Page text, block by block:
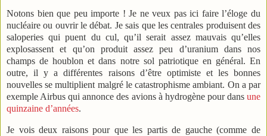
Notons bien que peu importe ! Je ne veux pas ici faire l’éloge du
nucléaire ou ouvrir le débat. Je sais que les centrales produisent des
saloperies qui puent du cul, qu’il serait assez mauvais qu’elles
explosassent et qu’on produit assez peu d’uranium dans nos
champs de houblon et dans notre sol patriotique en général. En
outre, il y a différentes raisons d’être optimiste et les bonnes
nouvelles se multiplient malgré le catastrophisme ambiant. On a par
exemple Airbus qui annonce des avions à hydrogène pour dans une
quinzaine d’années.
Je vois deux raisons pour que les partis de gauche (comme de